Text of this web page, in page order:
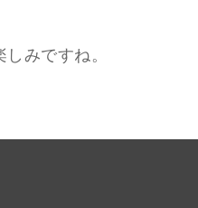
みですね。